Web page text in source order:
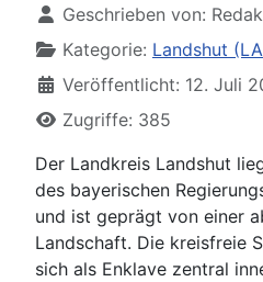
Geschrieben von:
Kategorie: Landshut
Veröffentlicht: 12. Juli
Zugriffe: 385
Der Landkreis Landshut
des bayerischen
und ist geprägt von einer
Landschaft. Die kreisfreie
sich als Enklave zentral